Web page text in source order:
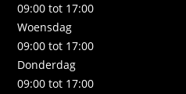
09:00 tot 17:00
Woensdag
09:00 tot 17:00
Donderdag
09:00 tot 17:00